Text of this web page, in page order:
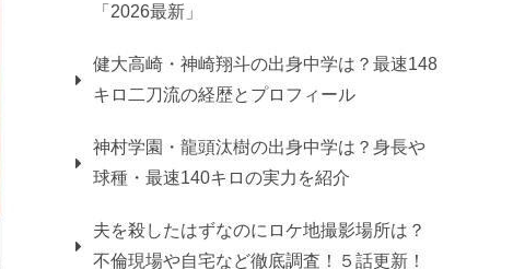
「2026最新」
健大高崎・神崎翔斗の出身中学は？最速148
キロ二刀流の経歴とプロフィール
神村学園・龍頭汰樹の出身中学は？身長や
球種・最速140キロの実力を紹介
夫を殺したはずなのにロケ地撮影場所は？
不倫現場や自宅など徹底調査！５話更新！